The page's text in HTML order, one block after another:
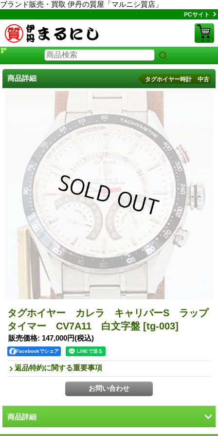
ブランド販売・買取 伊丹の質屋「マルニシ質店」
PCサイト
商品詳細 タグホイヤー時計 中古
タグホイヤー カレラ キャリバーS ラップ
タイマー CV7A11 白文字盤 [tg-003]
販売価格: 147,000円(税込)
Facebookでシェア
返品特約に関する重要事項
商品詳細